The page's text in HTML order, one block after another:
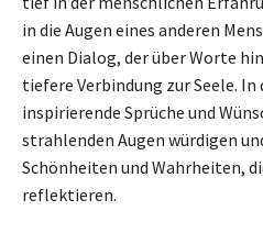
in die Augen eines anderen
einen Dialog, der über Worte
tiefere Verbindung zur Seele.
inspirierende Sprüche und
strahlenden Augen würdigen
Schönheiten und Wahrheiten,
reflektieren.